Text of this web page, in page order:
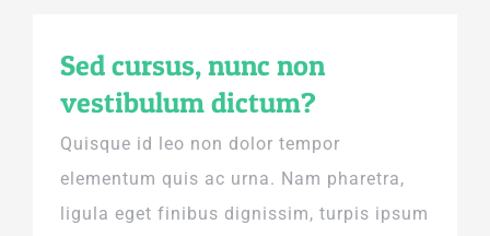
Sed cursus, nunc non
vestibulum dictum?
Quisque id leo non dolor tempor
elementum quis ac urna. Nam pharetra,
ligula eget finibus dignissim, turpis ipsum